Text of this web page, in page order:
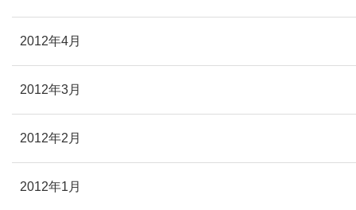
2012年4月
2012年3月
2012年2月
2012年1月